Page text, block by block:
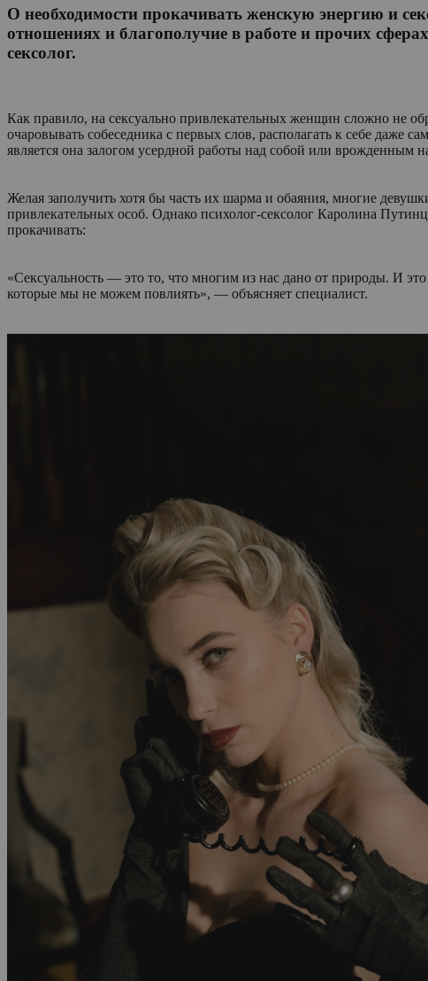
О необходимости прокачивать женскую энергию и
отношениях и благополучие в работе и прочих
сексолог.
Как правило, на сексуально привлекательных женщин сложно не
очаровывать собеседника с первых слов, располагать к себе даже
является она залогом усердной работы над собой или врожденным
Желая заполучить хотя бы часть их шарма и обаяния, многие
привлекательных особ. Однако психолог-сексолог Каролина
прокачивать:
«Сексуальность — это то, что многим из нас дано от природы. И
которые мы не можем повлиять», — объясняет специалист.